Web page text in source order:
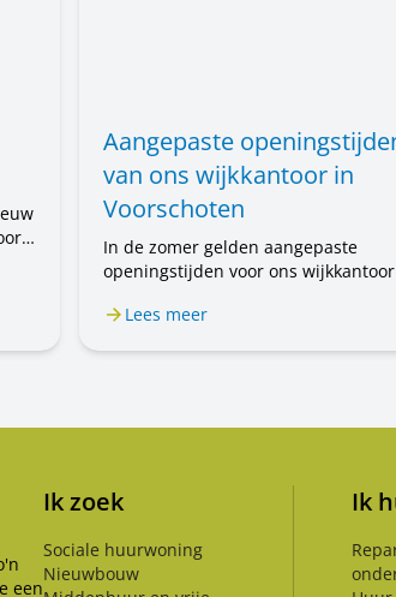
Aangepaste
van ons wijkkantoor in
Voorschoten
In de zomer gelden aangepaste
openingstijden voor ons wijkkantoor
Voorschoten. Van 20 juli tot en met 31
Lees meer
een
Ik zoek
Sociale huurwoning
Nieuwbouw
Ik